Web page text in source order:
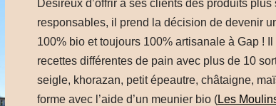
Désireux d’offrir à ses clients des produits plus
responsables, il prend la décision de devenir
100% bio et toujours 100% artisanale à Gap !
recettes différentes de pain avec plus de 10
seigle, khorazan, petit épeautre, châtaigne,
forme avec l’aide d’un meunier bio (Les